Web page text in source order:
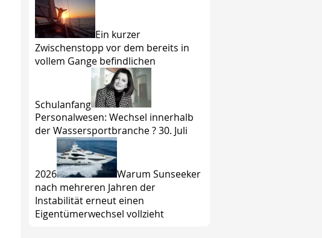
Ein kurzer
Zwischenstopp vor dem bereits in
vollem Gange befindlichen
Schulanfang
Personalwesen: Wechsel innerhalb
der Wassersportbranche ? 30. Juli
2026
Warum Sunseeker
nach mehreren Jahren der
Instabilität erneut einen
Eigentümerwechsel vollzieht